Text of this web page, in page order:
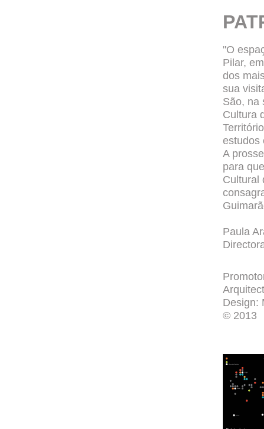
"O
Pilar,
dos
sua
São, na
Cultura
estudos
A
para
Cultural
Paula
Design:
© 2013